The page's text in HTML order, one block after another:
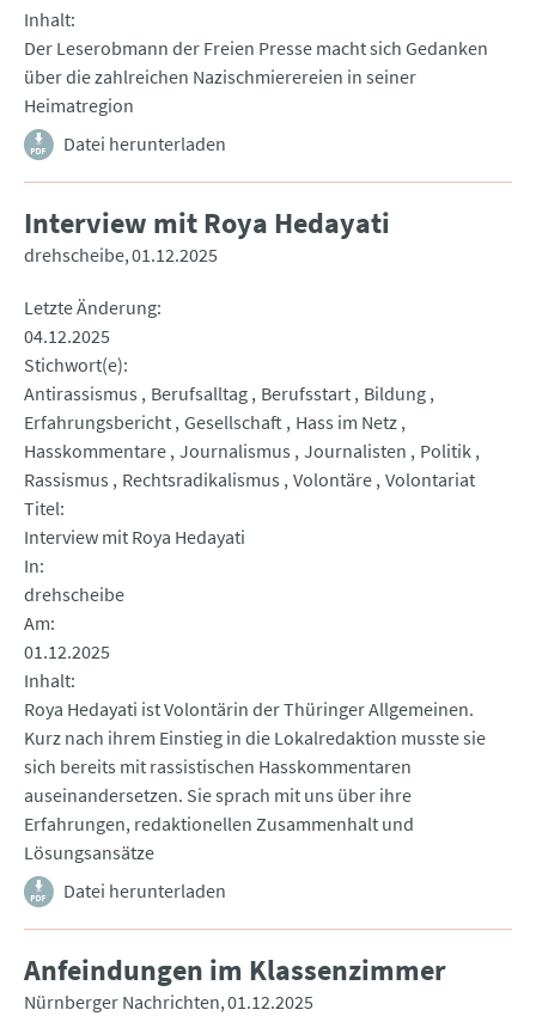
Inhalt
Der Leserobmann der Freien Presse macht sich Gedanken
über die zahlreichen Nazischmierereien in seiner
Heimatregion
Datei herunterladen
Interview mit Roya Hedayati
drehscheibe 01.12.2025
Letzte Änderung
04.12.2025
Stichwort(e)
Antirassismus
Berufsalltag Berufsstart Bildung
Erfahrungsbericht Gesellschaft Hass im Netz
Hasskommentare Journalismus Journalisten
Politik
Rassismus
Rechtsradikalismus Volontäre Volontariat
Titel
Interview mit Roya Hedayati
In
drehscheibe
Am
01.12.2025
Inhalt
Roya Hedayati ist Volontärin der Thüringer Allgemeinen.
Kurz nach ihrem Einstieg in die Lokalredaktion musste sie
sich bereits mit rassistischen Hasskommentaren
auseinandersetzen. Sie sprach mit uns über ihre
Erfahrungen, redaktionellen Zusammenhalt und
Lösungsansätze
Datei herunterladen
Anfeindungen im Klassenzimmer
Nürnberger Nachrichten 01.12.2025